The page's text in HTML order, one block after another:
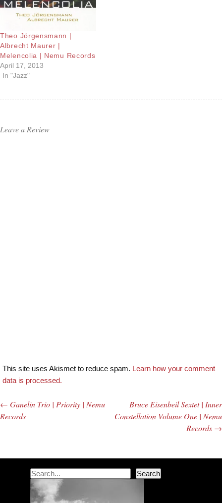
Theo Jörgensmann |
Albrecht Maurer |
Melencolia | Nemu Records
April 17, 2013
In "Jazz"
Leave a Review
This site uses Akismet to reduce spam. Learn how your comment
data is processed.
Post navigation
← Ganelin Trio | Priority | Nemu
Records
Bruce Eisenbeil Sextet | Inner
Constellation Volume One | Nemu
Records →
Search Search